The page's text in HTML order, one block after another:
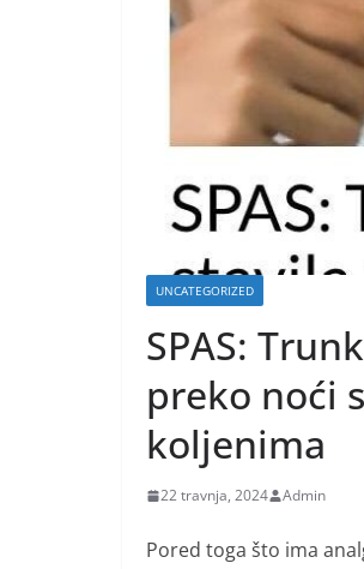
UNCATEGORIZED
SPAS:
preko noći
koljenima
22 travnja, 2024 Admin
Pored toga što ima